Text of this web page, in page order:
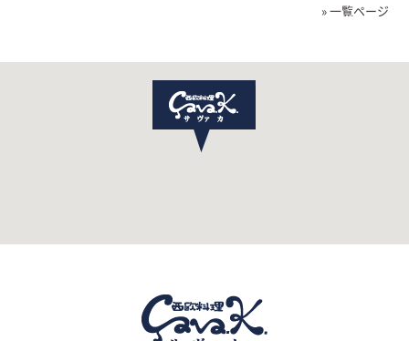
» 一覧ページ